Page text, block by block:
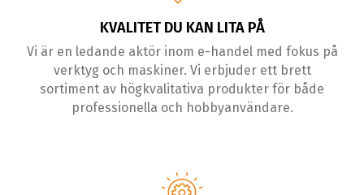
KVALITET DU KAN LITA PÅ
Vi är en ledande aktör inom e-handel med fokus på
verktyg och maskiner. Vi erbjuder ett brett
sortiment av högkvalitativa produkter för både
professionella och hobbyanvändare.